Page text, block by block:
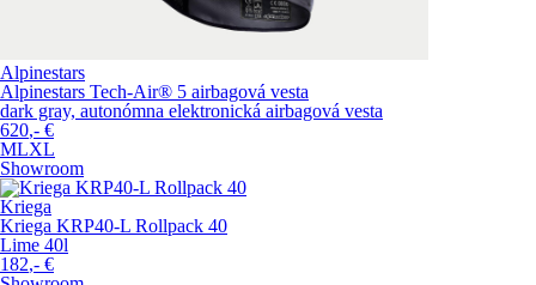
Alpinestars
Alpinestars Tech-Air® 5 airbagová vesta
dark gray, autonómna elektronická airbagová vesta
620,- €
MLXL
Showroom
Kriega
Kriega KRP40-L Rollpack 40
Lime 40l
182,- €